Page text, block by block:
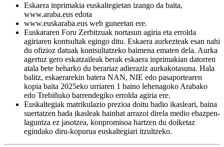
Eskaera inprimakia euskaltegietan izango da baita,
www.araba.eus edota
www.euskaraba.eus web guneetan ere.
Euskararen Foru Zerbitzuak nortasun agiria eta errolda
agiriaren kontsultak egingo ditu. Eskaera aurkezteak esan nahi
du ofizioz datuak kontsultatzeko baimena ematen dela. Aurka
agertuz gero eskatzaileak berak eskaera inprimakian datorren
atala bete beharko du berariaz adieraziz aurkakotasuna. Hala
balitz, eskaerarekin batera NAN, NIE edo pasaportearen
kopia baita 2025eko urriaren 1 baino lehenagoko Arabako
edo Trebiñuko barrendegiko errolda agiria ere.
Euskaltegiak matrikulazio prezioa doitu badio ikasleari, baina
suertatzen bada ikasleak hainbat arrazoi direla medio ebazpen-
laguntza ez jasotzea, konpromisoa hartzen du doiketaz
egindako diru-kopurua euskaltegiari itzultzeko.